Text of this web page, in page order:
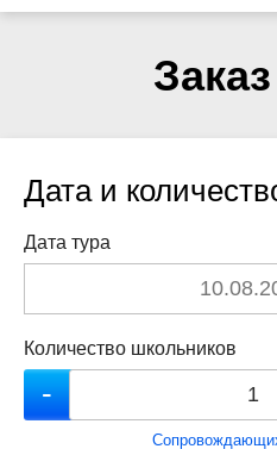
Дата и
Дата тура
Количество школьников